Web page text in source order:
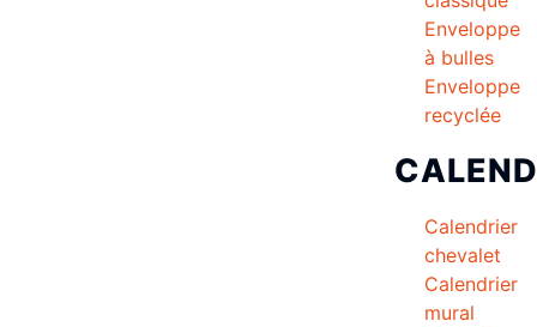
Enveloppe
à bulles
Enveloppe
recyclée
Calendrier
chevalet
Calendrier
mural